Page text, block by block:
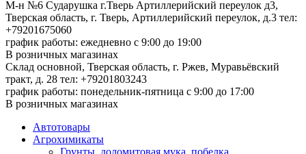
М-н №6 Сударушка г.Тверь Артиллерийский переулок д3,
Тверская область, г. Тверь, Артиллерийский переулок, д.3 тел:
+79201675060
график работы: ежедневно с 9:00 до 19:00
В розничных магазинах
Склад основной, Тверская область, г. Ржев, Муравьёвский
тракт, д. 28 тел: +79201803243
график работы: понедельник-пятница с 9:00 до 17:00
В розничных магазинах
Автотовары
Агрохимикаты